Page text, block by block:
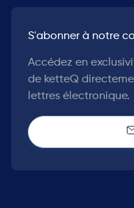
S'abonner à notre
Accédez en
de ketteQ
lettres électronique.